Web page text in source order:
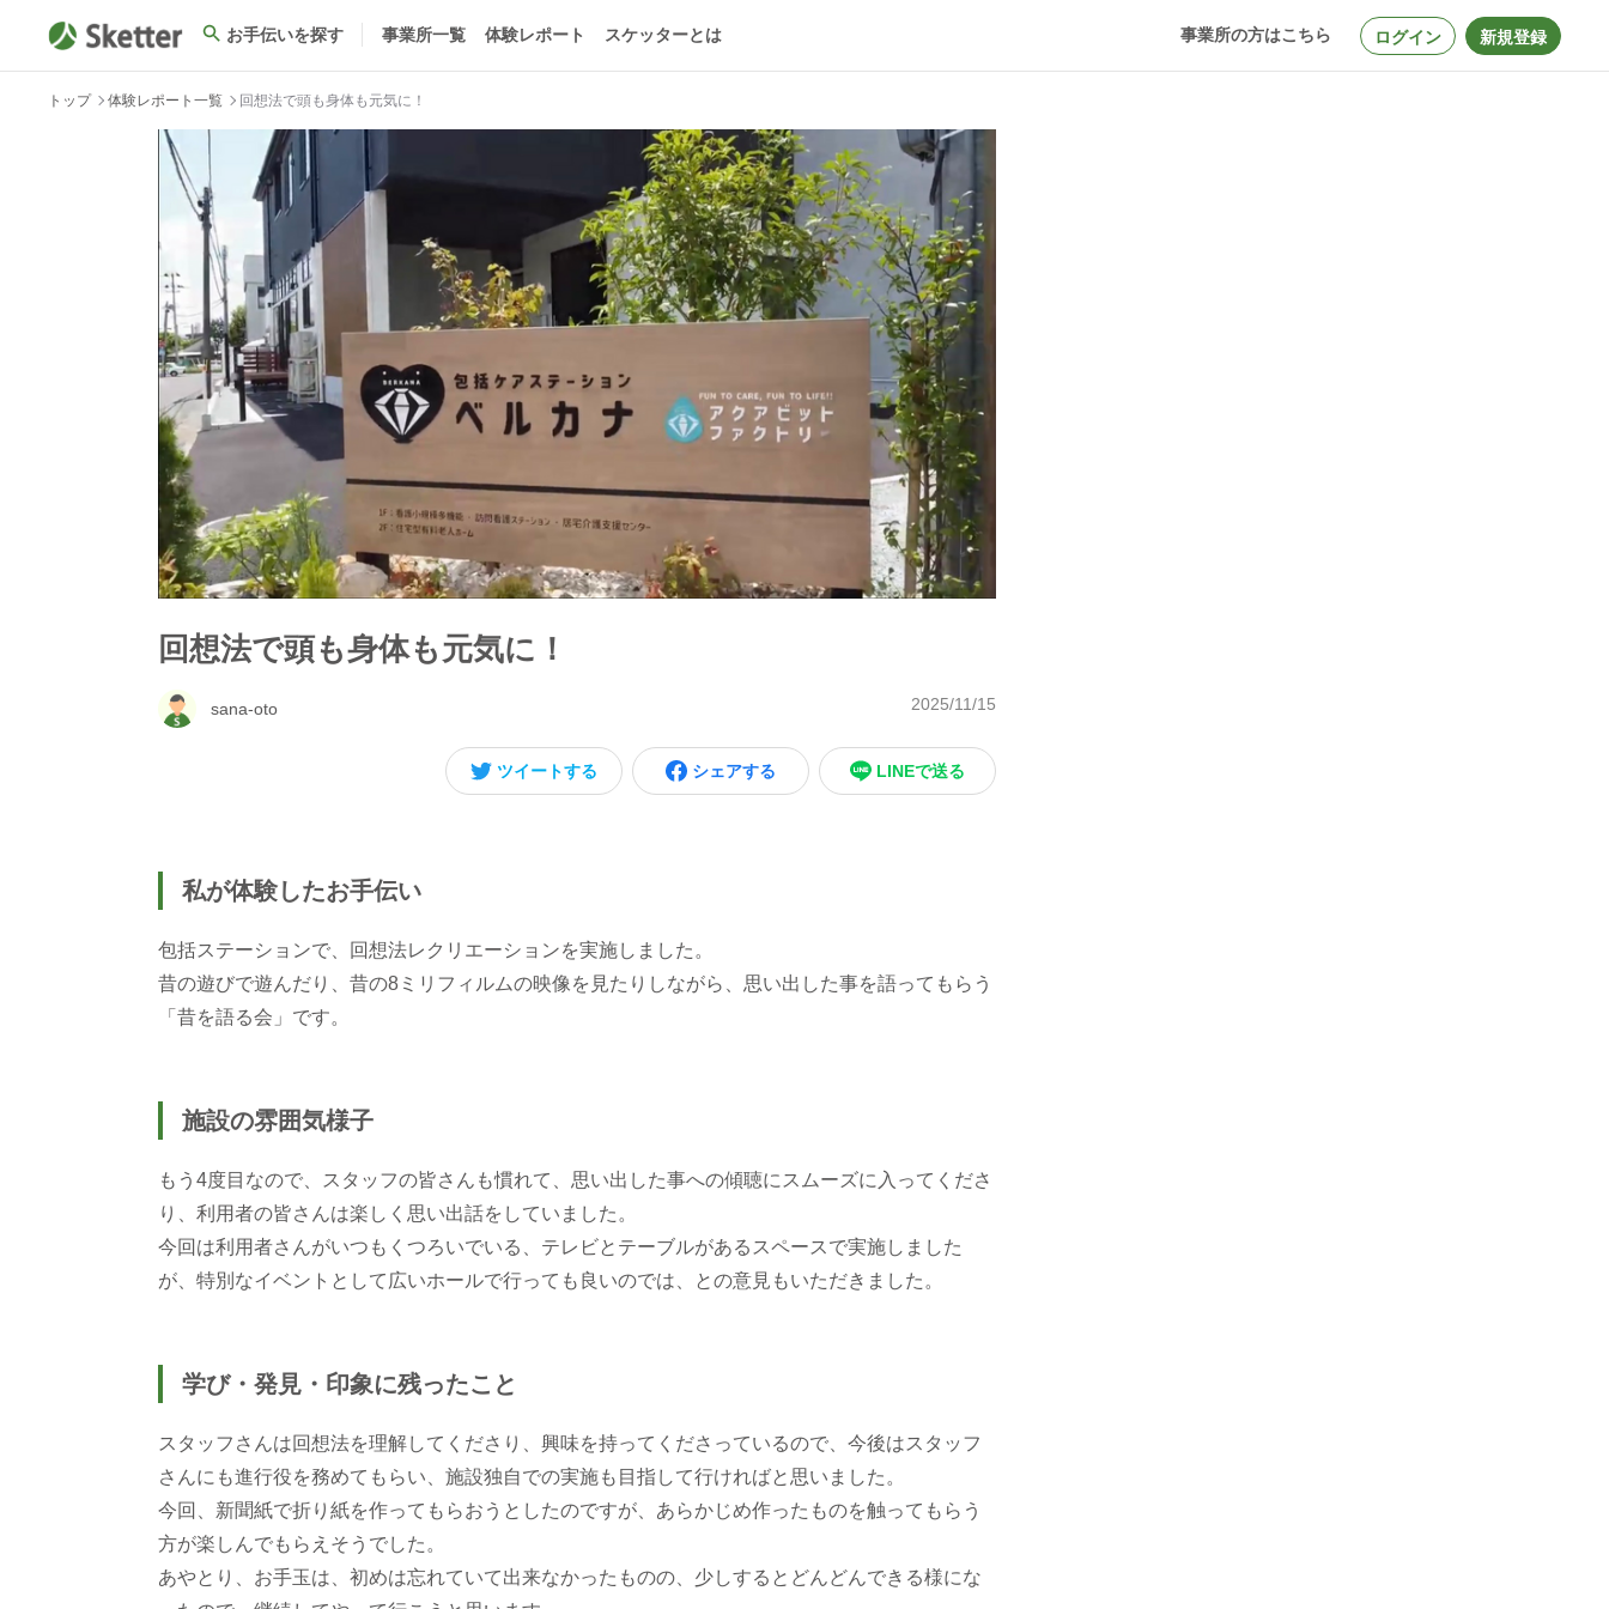
お手伝いを探す 事業所一覧 体験レポート スケッターとは 事業所の方はこちら ログイン 新規登録
トップ 体験レポート一覧 回想法で頭も身体も元気に！
回想法で頭も身体も元気に！
sana-oto 2025/11/15
ツイートする シェアする LINEで送る
私が体験したお手伝い
包括ステーションで、回想法レクリエーションを実施しました。
昔の遊びで遊んだり、昔の8ミリフィルムの映像を見たりしながら、思い出した事を語ってもらう
「昔を語る会」です。
施設の雰囲気様子
もう4度目なので、スタッフの皆さんも慣れて、思い出した事への傾聴にスムーズに入ってくださ
り、利用者の皆さんは楽しく思い出話をしていました。
今回は利用者さんがいつもくつろいでいる、テレビとテーブルがあるスペースで実施しました
が、特別なイベントとして広いホールで行っても良いのでは、との意見もいただきました。
学び・発見・印象に残ったこと
スタッフさんは回想法を理解してくださり、興味を持ってくださっているので、今後はスタッフ
さんにも進行役を務めてもらい、施設独自での実施も目指して行ければと思いました。
今回、新聞紙で折り紙を作ってもらおうとしたのですが、あらかじめ作ったものを触ってもらう
方が楽しんでもらえそうでした。
あやとり、お手玉は、初めは忘れていて出来なかったものの、少しするとどんどんできる様にな